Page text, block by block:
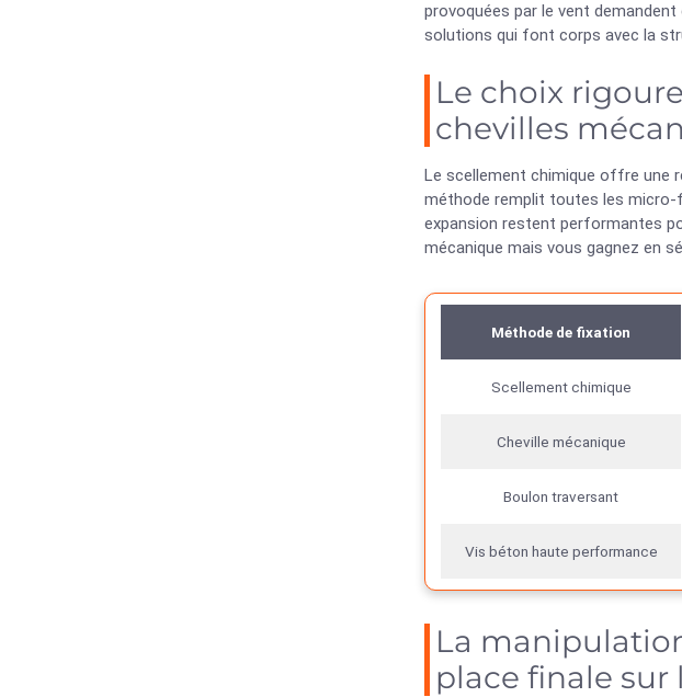
provoquées par le vent
solutions qui font corps avec la
Le choix
chevilles
Le scellement chimique offre une
méthode remplit toutes les micro-
expansion restent performantes
mécanique mais vous gagnez en
Méthode de fixation
Scellement chimique
Cheville mécanique
Boulon traversant
Vis béton haute performance
La
place finale sur